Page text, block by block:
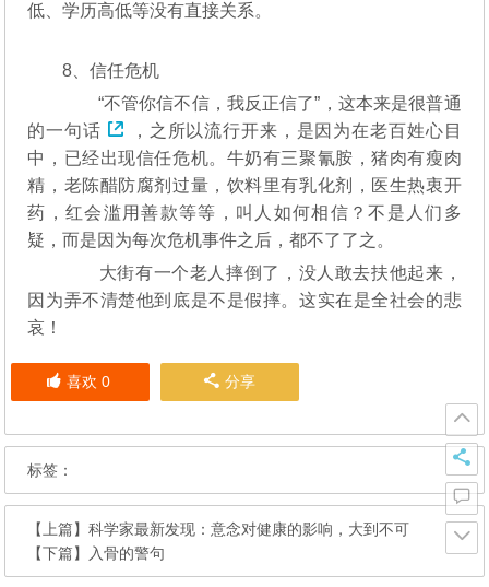
低、学历高低等没有直接关系。
8、信任危机
“不管你信不信，我反正信了”，这本来是很普通
的一句话
，之所以流行开来，是因为在老百姓心目
中，已经出现信任危机。牛奶有三聚氰胺，猪肉有瘦肉
精，老陈醋防腐剂过量，饮料里有乳化剂，医生热衷开
药，红会滥用善款等等，叫人如何相信？不是人们多
疑，而是因为每次危机事件之后，都不了了之。
大街有一个老人摔倒了，没人敢去扶他起来，
因为弄不清楚他到底是不是假摔。这实在是全社会的悲
哀！
喜欢 0 分享
标签：
【上篇】科学家最新发现：意念对健康的影响，大到不可
【下篇】
入骨的警句